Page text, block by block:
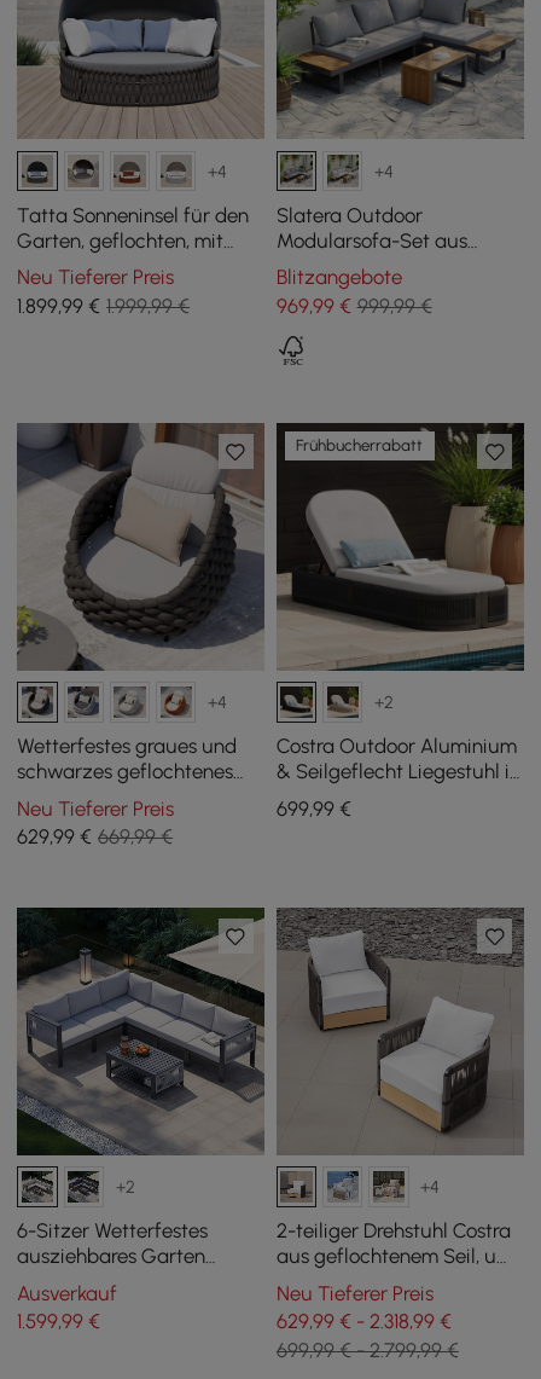
+4
Tatta Sonneninsel für den
Garten, geflochten, mit
Aluminiumrahmen und
Sonnendach, wetterfest,
grau
Neu Tieferer Preis
1.899,99 € 1.999,99 €
+4
Slatera Outdoor
Modularsofa-Set aus
Akazie & Aluminium in
Dunkelgrau
Blitzangebote
969,99€ 999,99 €
+4
Wetterfestes graues und
schwarzes geflochtenes
Gartensofa Cocaro
Neu Tieferer Preis
629,99 € 669,99 €
Frühbucherrabatt
+2
Costra Outdoor Aluminium
& Seilgeflecht Liegestuhl in
Schwarz
699,99€
+2
6-Sitzer Wetterfestes
ausziehbares Garten
Ecksofa set Fencura aus
Aluminium & Terrasse
Ausverkauf
1.599,99 €
+4
2-teiliger Drehstuhl Costra
aus geflochtenem Seil, um
360° drehbarer
Gartensessel
Neu Tieferer Preis
629,99 € - 2.318,99 €
699,99 € - 2.799,99 €